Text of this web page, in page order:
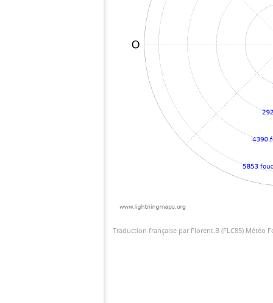
Traduction française par Florent.B (FLC85) Météo